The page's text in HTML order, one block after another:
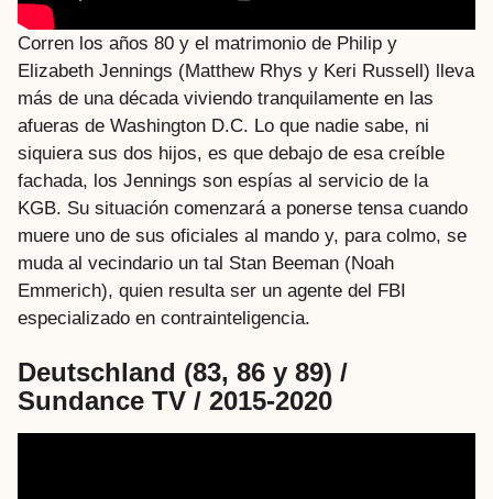
Corren los años 80 y el matrimonio de Philip y
Elizabeth Jennings (Matthew Rhys y Keri Russell) lleva
más de una década viviendo tranquilamente en las
afueras de Washington D.C. Lo que nadie sabe, ni
siquiera sus dos hijos, es que debajo de esa creíble
fachada, los Jennings son espías al servicio de la
KGB. Su situación comenzará a ponerse tensa cuando
muere uno de sus oficiales al mando y, para colmo, se
muda al vecindario un tal Stan Beeman (Noah
Emmerich), quien resulta ser un agente del FBI
especializado en contrainteligencia.
Deutschland (83, 86 y 89) /
Sundance TV / 2015-2020